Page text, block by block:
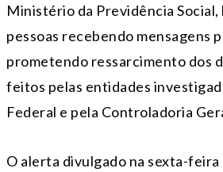
Ministério da Previdência Social,
pessoas recebendo mensagens
prometendo ressarcimento dos
feitos pelas entidades
Federal e pela Controladoria
O alerta divulgado na sexta-